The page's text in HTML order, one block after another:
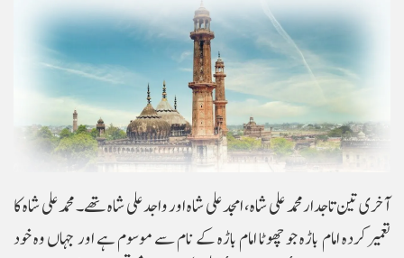
آخری تین تاجدار محمد علی شاہ، امجد علی شاہ اور واجد علی شاہ تھے۔ محمد علی شاہ کا
تعمیر کردہ امام باڑہ جو چھوٹا امام باڑہ کے نام سے موسوم ہے اور جہاں وہ خود